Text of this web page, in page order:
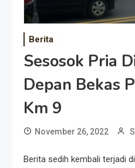
Berita
Sesosok Pria
Depan Bekas
Km 9
November 26, 2022
Berita sedih kembali terjadi